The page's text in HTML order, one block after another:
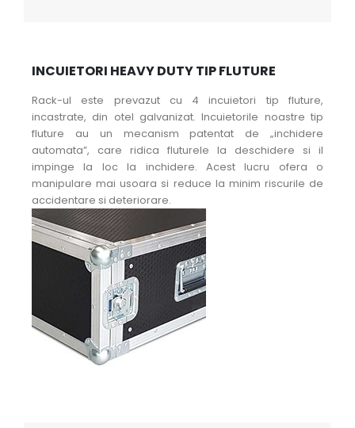
INCUIETORI HEAVY DUTY TIP FLUTURE
Rack-ul este prevazut cu 4 incuietori tip fluture,
incastrate, din otel galvanizat. Incuietorile noastre tip
fluture au un mecanism patentat de „inchidere
automata”, care ridica fluturele la deschidere si il
impinge la loc la inchidere. Acest lucru ofera o
manipulare mai usoara si reduce la minim riscurile de
accidentare si deteriorare.